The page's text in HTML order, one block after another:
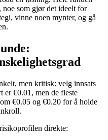
noe som gjør det ideelt for
vinne noen mynter, og gå
men kritisk: velg innsats
er €0.01, men de fleste
€0.05 og €0.20 for å holde
direkte: